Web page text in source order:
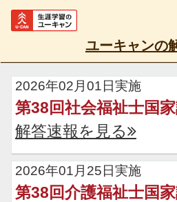
ユーキャンの
2026年02月01日実施
第38回社会福祉士国
解答速報を見る
2026年01月25日実施
第38回介護福祉士国